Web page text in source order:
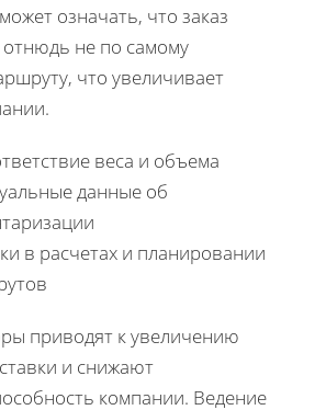
означать, что заказ
отнюдь не по самому
что увеличивает
веса и объема
данные об
в расчетах и планировании
приводят к увеличению
и снижают
компании. Ведение